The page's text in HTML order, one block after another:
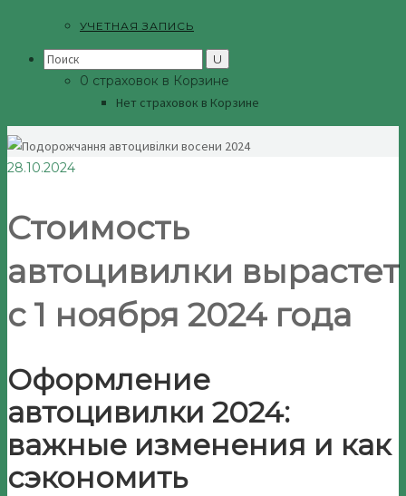
УЧЕТНАЯ ЗАПИСЬ
Search
0 страховок в Корзине
Нет страховок в Корзине
28.10.2024
Стоимость
автоцивилки вырастет
с 1 ноября 2024 года
Оформление
автоцивилки 2024:
важные изменения и как
сэкономить